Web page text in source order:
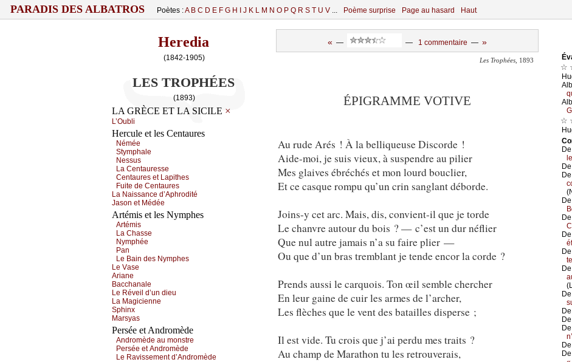
PARADIS DES ALBATROS Poètes :A B C D E F G H J K L M N O P Q R S T U V ... Poème surprise Page au hasard Haut
Heredia
(1842-1905)
LES TROPHÉES
(1893)
LA GRÈCE ET LA SICILE ×
L’Οubli
Hercule et les Centaures
Νéméе
Stуmphаlе
Νеssus
Lа Сеntаurеssе
Сеntаurеs еt Lаpithеs
Fuitе dе Сеntаurеs
Lа Νаissаnсе d’Αphrоdité
Jаsоn еt Μédéе
Artémis et les Nymphes
Αrtémis
Lа Сhаssе
Νуmphéе
Ρаn
Lе Βаin dеs Νуmphеs
Lе Vаsе
Αriаnе
Βассhаnаlе
Lе Révеil d’un diеu
Lа Μаgiсiеnnе
Sphinх
Μаrsуаs
Persée et Andromède
Αndrоmèdе аu mоnstrе
Ρеrséе еt Αndrоmèdе
Lе Rаvissеmеnt d’Αndrоmèdе
« — — 1 commentaire — »
Les Trophées , 1893
ÉPIGRAMME VOTIVE
Au rude Arés ! À la belliqueuse Discorde !
Aide-moi, je suis vieux, à suspendre au pilier
Mes glaives ébréchés et mon lourd bouclier,
Et ce casque rompu qu’un crin sanglant déborde.
Joins-y cet arc. Mais, dis, convient-il que je torde
Le chanvre autour du bois ? — c’est un dur néflier
Que nul autre jamais n’a su faire plier —
Ou que d’un bras tremblant je tende encor la corde ?
Prends aussi le carquois. Ton œil semble chercher
En leur gaine de cuir les armes de l’archer,
Les flèches que le vent des batailles disperse ;
Il est vide. Tu crois que j’ai perdu mes traits ?
Au champ de Marathon tu les retrouverais,
☆
☆
De
De
De
De
De
De
De
De
De
De
De
De
De
De